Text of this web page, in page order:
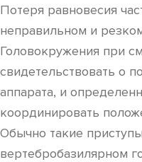
Потеря равновесия
неправильном и
Головокружения при
свидетельствовать о
аппарата, и
координировать
Обычно такие
вертебробазилярном